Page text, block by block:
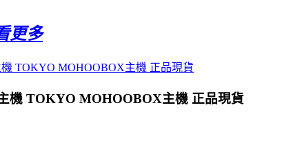
更多
機 TOKYO MOHOOBOX主機 正品現貨